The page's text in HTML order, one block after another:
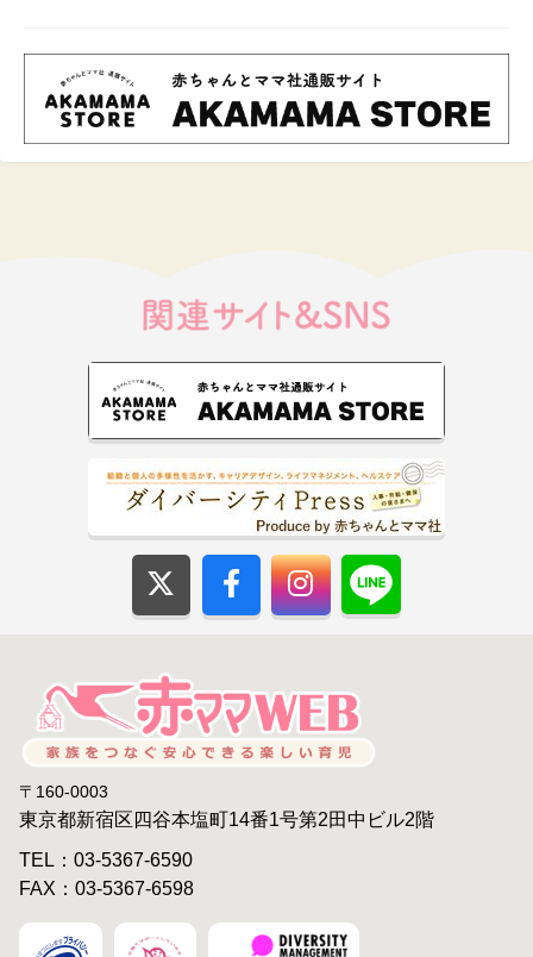
〒160-0003
東京都新宿区四谷本塩町14番1号第2田中ビル2階
TEL：03-5367-6590
FAX：03-5367-6598